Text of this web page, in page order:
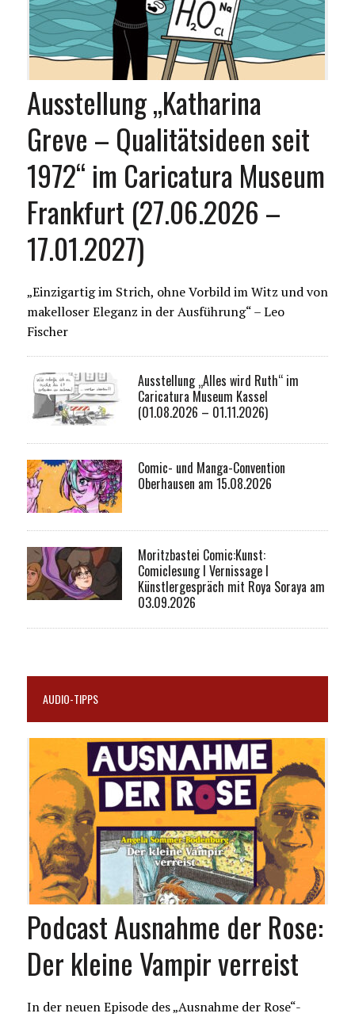
Ausstellung „Katharina
Greve – Qualitätsideen seit
1972“ im Caricatura Museum
Frankfurt (27.06.2026 –
17.01.2027)
„Einzigartig im Strich, ohne Vorbild im Witz und von
makelloser Eleganz in der Ausführung“ – Leo
Fischer
Ausstellung „Alles wird Ruth“ im
Caricatura Museum Kassel
(01.08.2026 – 01.11.2026)
Comic- und Manga-Convention
Oberhausen am 15.08.2026
Moritzbastei Comic:Kunst:
Comiclesung I Vernissage I
Künstlergespräch mit Roya Soraya am
03.09.2026
AUDIO-TIPPS
Podcast Ausnahme der Rose:
Der kleine Vampir verreist
In der neuen Episode des „Ausnahme der Rose“-